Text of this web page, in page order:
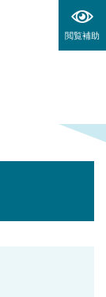
閲覧補助